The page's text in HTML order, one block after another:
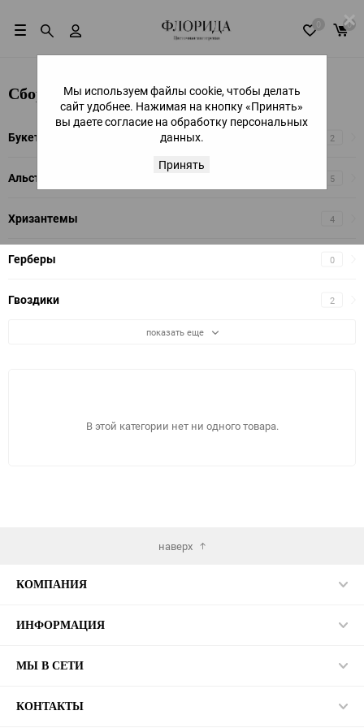
×
Мы используем файлы cookie, чтобы делать
сайт удобнее. Нажимая на кнопку «Принять»
вы даете согласие на обработку персональных
данных.
Принять
0
Сборные букеты
2
Букеты из роз
5
Альстромерии
4
Хризантемы
0
Герберы
2
Гвоздики
показать еще
В этой категории нет ни одного товара.
наверх
КОМПАНИЯ
ИНФОРМАЦИЯ
МЫ В СЕТИ
КОНТАКТЫ